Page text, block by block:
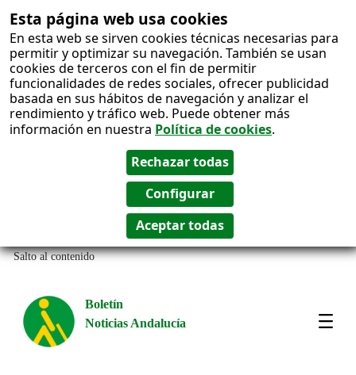
Esta página web usa cookies
En esta web se sirven cookies técnicas necesarias para
permitir y optimizar su navegación. También se usan
cookies de terceros con el fin de permitir
funcionalidades de redes sociales, ofrecer publicidad
basada en sus hábitos de navegación y analizar el
rendimiento y tráfico web. Puede obtener más
información en nuestra Política de cookies.
Salto al contenido
Boletín
Noticias Andalucía